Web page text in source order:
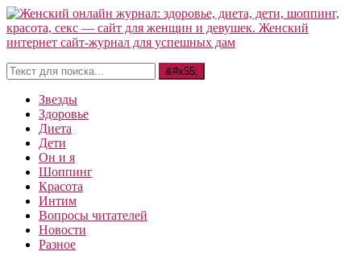
Звезды
Здоровье
Диета
Дети
Он и я
Шоппинг
Красота
Интим
Вопросы читателей
Новости
Разное